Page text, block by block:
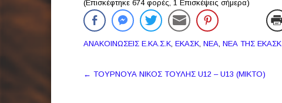
(Επισκέφτηκε 674 φορές, 1 Επισκέψεις σήμερα)
ΑΝΑΚΟΙΝΩΣΕΙΣ Ε.ΚΑ.Σ.Κ, ΕΚΑΣΚ, ΝΕΑ, ΝΕΑ ΤΗΣ ΕΚΑΣΚ
Πλοήγηση
← ΤΟΥΡΝΟΥΑ ΝΙΚΟΣ ΤΟΥΛΗΣ U12 – U13 (MIKTO)